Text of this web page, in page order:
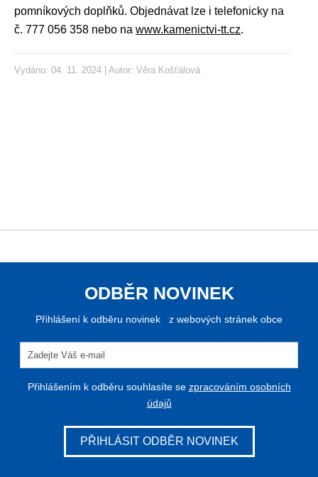
pomníkových doplňků. Objednávat lze i telefonicky na
č. 777 056 358 nebo na www.kamenictvi-tt.cz.
Vydáno: 04. 11. 2024 | Autor: Věra Košťálová
ODBĚR NOVINEK
Přihlášení k odběru novinek z webových stránek obce
Přihlášením k odběru souhlasíte se zpracováním osobních
údajů
PŘIHLÁSIT ODBĚR NOVINEK